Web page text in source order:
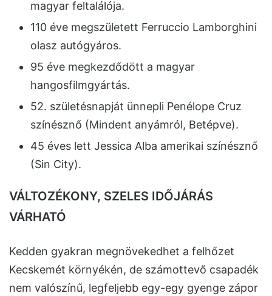
magyar feltalálója.
110 éve megszületett Ferruccio Lamborghini
olasz autógyáros.
95 éve megkezdődött a magyar
hangosfilmgyártás.
52. születésnapját ünnepli Penélope Cruz
színésznő (Mindent anyámról, Betépve).
45 éves lett Jessica Alba amerikai színésznő
(Sin City).
VÁLTOZÉKONY, SZELES IDŐJÁRÁS
VÁRHATÓ
Kedden gyakran megnövekedhet a felhőzet
Kecskemét környékén, de számottevő csapadék
nem valószínű, legfeljebb egy-egy gyenge zápor